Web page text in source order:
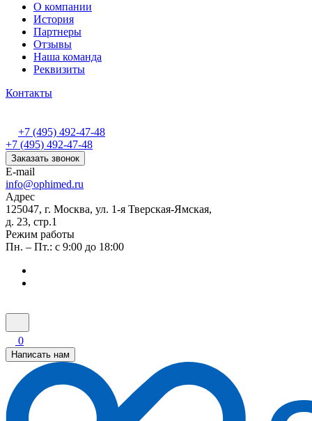
О компании
История
Партнеры
Отзывы
Наша команда
Реквизиты
Контакты
+7 (495) 492-47-48
+7 (495) 492-47-48
Заказать звонок
E-mail
info@ophimed.ru
Адрес
125047, г. Москва, ул. 1-я Тверская-Ямская,
д. 23, стр.1
Режим работы
Пн. – Пт.: с 9:00 до 18:00
0
Написать нам